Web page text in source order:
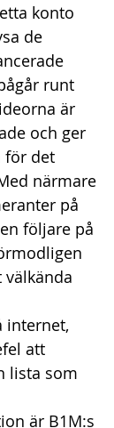
konto
de
runt
är
och ger
för det
närmare
på
följare på
internet,
att
lista som
är B1M:s